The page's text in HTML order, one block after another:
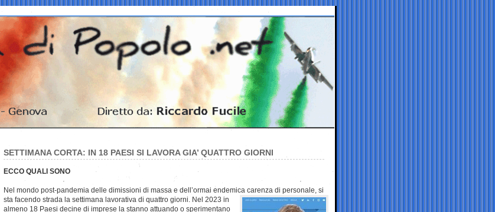
SETTIMANA CORTA: IN 18 PAESI SI LAVORA GIA’ QUATTRO GIORNI
ECCO QUALI SONO
Nel mondo post-pandemia delle dimissioni di massa e dell’ormai endemica carenza di personale, si
sta facendo strada la settimana lavorativa di quattro giorni. Nel 2023 in
almeno 18 Paesi decine di imprese la stanno attuando o sperimentano